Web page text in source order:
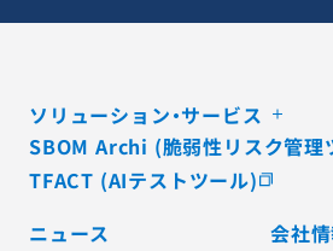
ソリューション・サービス
SBOM Archi (脆弱性リスク管理
TFACT (AIテストツール)
ニュース
会社